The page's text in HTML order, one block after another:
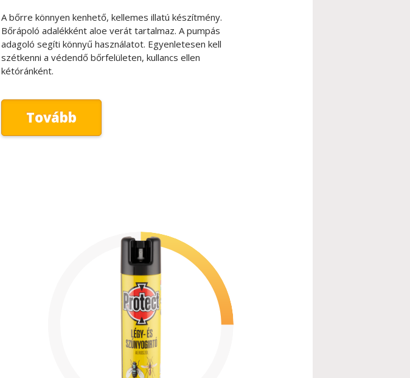
A bőrre könnyen kenhető, kellemes illatú készítmény.
Bőrápoló adalékként aloe verát tartalmaz. A pumpás
adagoló segíti könnyű használatot. Egyenletesen kell
szétkenni a védendő bőrfelületen, kullancs ellen
kétóránként.
Tovább